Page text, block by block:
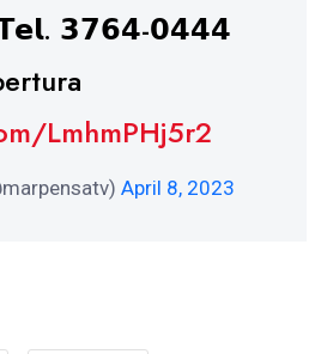
𝟯𝟳𝟲𝟰-𝟬𝟰𝟰𝟰
LmhmPHj5r2
April 8, 2023